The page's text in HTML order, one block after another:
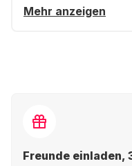
Mehr anzeigen
Freunde einladen,